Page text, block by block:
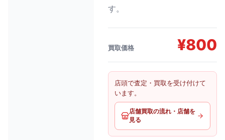
す。
買取価格 ¥800
店頭で査定・買取を受け付けて
います。
店舗買取の流れ・店舗を
見る